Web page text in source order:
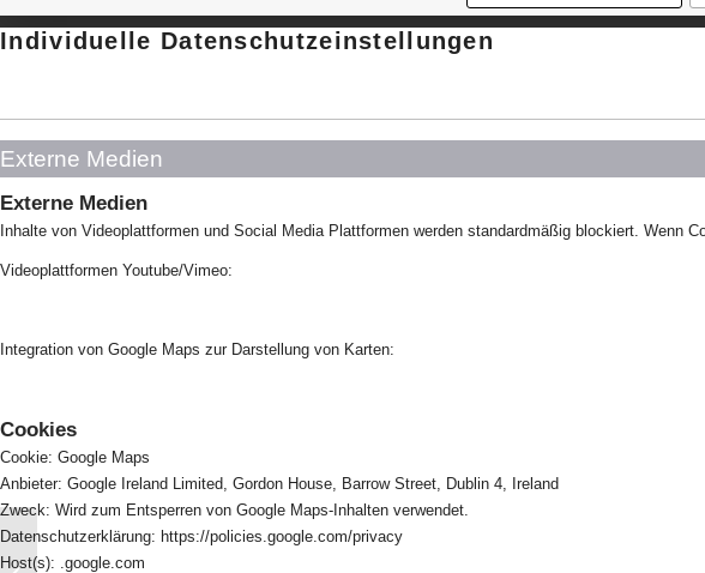
Wohnen für Studenten Mainz: Das
Individuelle Datenschutzeinstellungen
Externe Medien
Externe Medien
Inhalte von Videoplattformen und Social Media Plattformen werden standardmäßig blockiert. Wenn
Videoplattformen Youtube/Vimeo:
Integration von Google Maps zur Darstellung von Karten:
Cookies
Cookie: Google Maps
Anbieter: Google Ireland Limited, Gordon House, Barrow Street, Dublin 4, Ireland
Zweck: Wird zum Entsperren von Google Maps-Inhalten verwendet.
Datenschutzerklärung: https://policies.google.com/privacy
Host(s): .google.com